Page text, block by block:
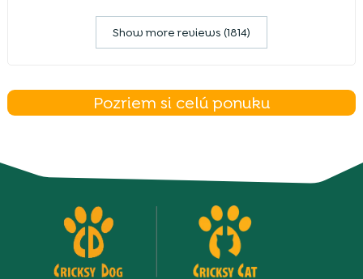
Show more reviews (1814)
Pozriem si celú ponuku